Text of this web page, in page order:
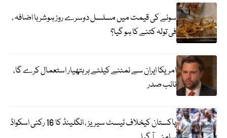
سونے کی قیمت میں مسلسل دوسرے روز ہوشربا اضافہ ،
فی تولہ کتنے کا ہو گیا؟
امریکا ایران سے نمٹنے کیلئے ہر ہتھیار استعمال کرے گا،
نائب صدر
پاکستان کیخلاف ٹیسٹ سیریز ، انگلینڈ کا 16 رکنی اسکواڈ